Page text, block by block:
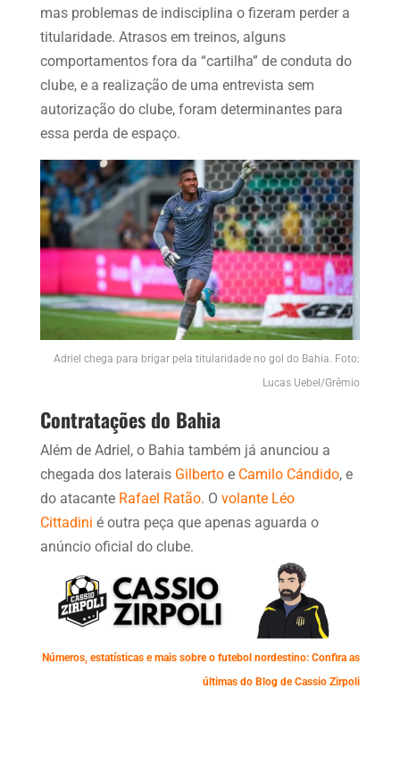
mas problemas de indisciplina o fizeram perder a
titularidade. Atrasos em treinos, alguns
comportamentos fora da “cartilha” de conduta do
clube, e a realização de uma entrevista sem
autorização do clube, foram determinantes para
essa perda de espaço.
Adriel chega para brigar pela titularidade no gol do Bahia. Foto:
Lucas Uebel/Grêmio
Contratações do Bahia
Além de Adriel, o Bahia também já anunciou a
chegada dos laterais Gilbertoe Camilo Cándido, e
do atacante Rafael Ratão. O volante Léo
Cittadini é outra peça que apenas aguarda o
anúncio oficial do clube.
Números, estatísticas e mais sobre o futebol nordestino: Confira as
últimas do Blog de Cassio Zirpoli